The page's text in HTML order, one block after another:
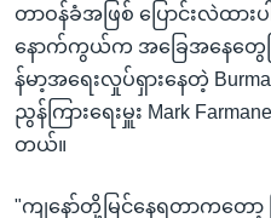
တာဝန်ခံအဖြစ် ပြောင်းလဲထာ
နောက်ကွယ်က အခြေအနေတွေ
န်မာ့အရေးလှုပ်ရှားနေတဲ့
ညွန်ကြားရေးမှူး Mark
တယ်။
"ကျနော်တို့မြင်နေရတာကတော့